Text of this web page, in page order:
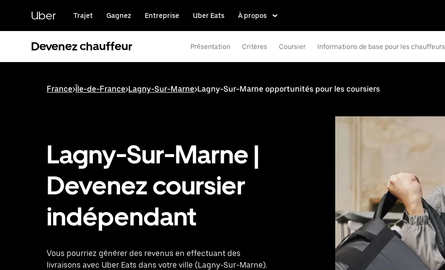
principal
Uber Trajet Gagnez Entreprise Uber Eats À propos
Devenez chauffeur Présentation Critères Coursier Informations de base pour les chauffeurs
France>Île-de-France>Lagny-Sur-Marne>Lagny-Sur-Marne opportunités pour les coursiers
Lagny-Sur-Marne |
Devenez coursier
indépendant
Vous pourriez générer des revenus en effectuant des
livraisons avec Uber Eats dans votre ville (Lagny-Sur-Marne).